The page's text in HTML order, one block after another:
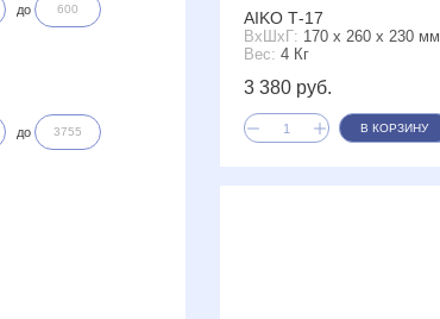
до
до
AIKO Т-17
ВxШxГ: 170 x 260 x 230 мм
Вес: 4 Кг
3 380 руб.
В КОРЗИНУ